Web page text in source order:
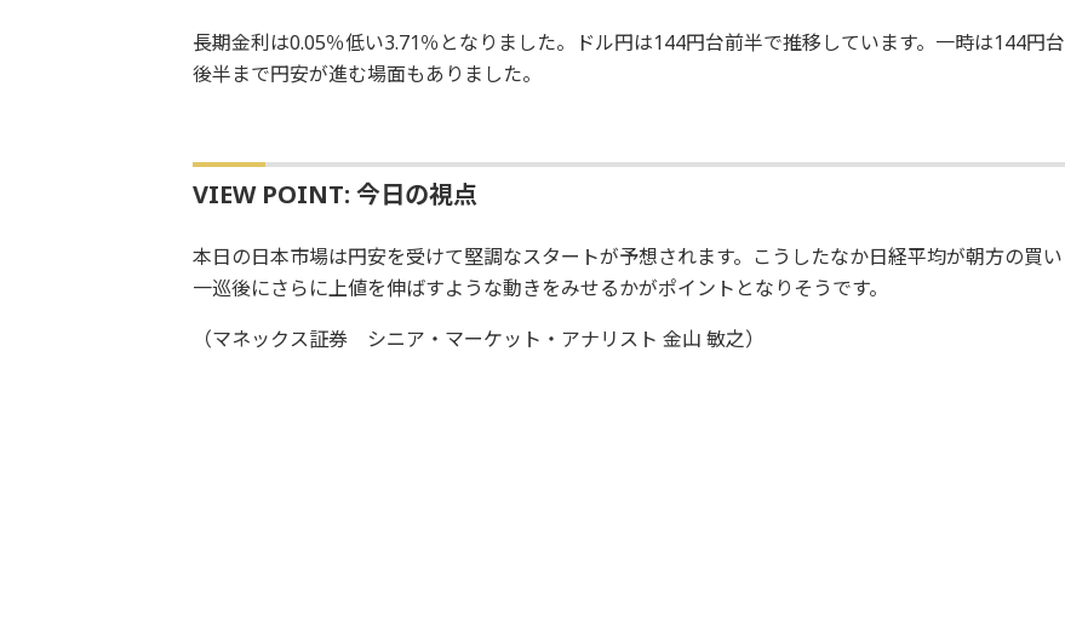
長期金利は0.05％低い3.71％となりました。ドル円は144円台前半で推移しています。一時は144円台
後半まで円安が進む場面もありました。
VIEW POINT: 今日の視点
本日の日本市場は円安を受けて堅調なスタートが予想されます。こうしたなか日経平均が朝方の買い
一巡後にさらに上値を伸ばすような動きをみせるかがポイントとなりそうです。
（マネックス証券 シニア・マーケット・アナリスト 金山 敏之）